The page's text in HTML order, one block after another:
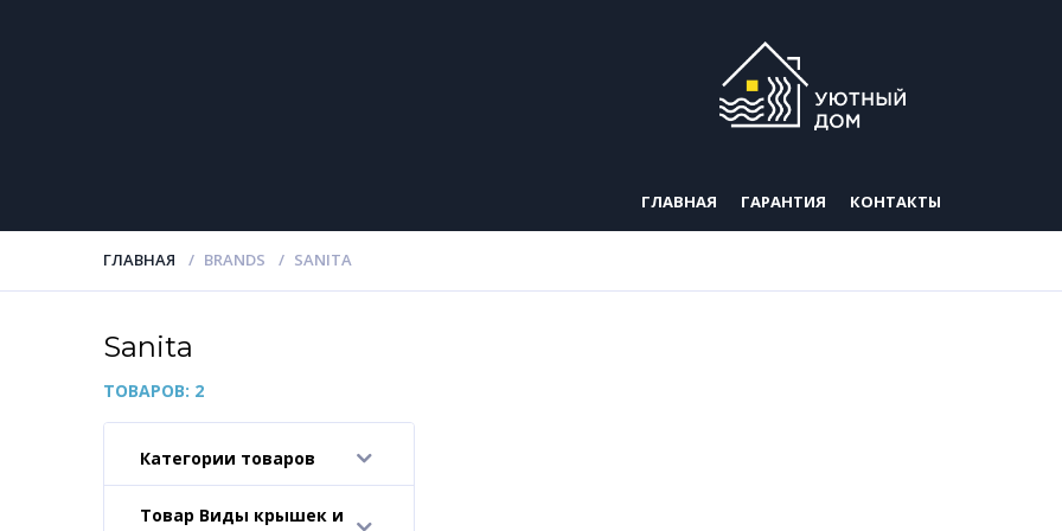
ГЛАВНАЯ ГАРАНТИЯ КОНТАКТЫ
ГЛАВНАЯ BRANDS SANITA
Sanita
ТОВАРОВ: 2
Категории товаров
-
Товар Виды крышек и
-